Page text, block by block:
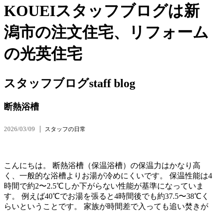
KOUEIスタッフブログは新
潟市の注文住宅、リフォーム
の光英住宅
スタッフブログstaff blog
断熱浴槽
2026/03/09 スタッフの日常
こんにちは。 断熱浴槽（保温浴槽）の保温力はかなり高
く、一般的な浴槽よりお湯が冷めにくいです。 保温性能は4
時間で約2〜2.5℃しか下がらない性能が基準になっていま
す。 例えば40℃でお湯を張ると4時間後でも約37.5〜38℃く
らいということです。 家族が時間差で入っても追い焚きが